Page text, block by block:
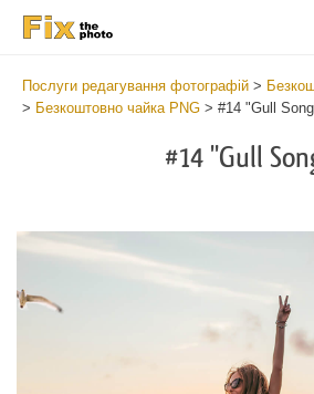
Послуги редагування фотографій >
> Безкоштовно чайка PNG > #14 "Gull
#14 "Gull